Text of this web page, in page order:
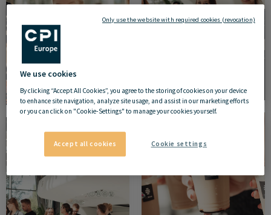
We use cookies
By clicking “Accept All Cookies”, you agree to the storing of cookies on your device
to enhance site navigation, analyze site usage, and assist in our marketing efforts
or you can click on "Cookie-Settings" to manage your cookies yourself.
Accept all cookies Cookie settings
Only use the website with required cookies (revocation)